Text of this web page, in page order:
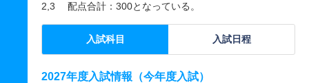
2,3 配点合計：300となっている。
入試科目 入試日程
2027年度入試情報（今年度入試）